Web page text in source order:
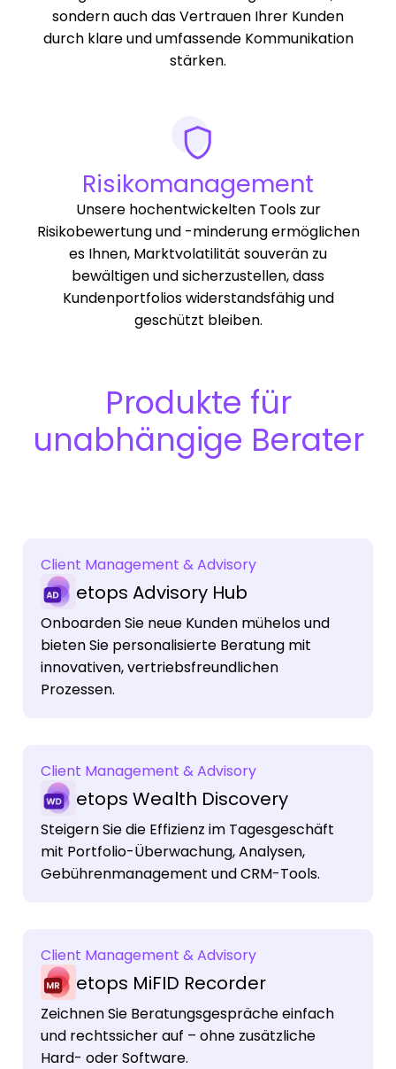
sondern auch das Vertrauen Ihrer Kunden
durch klare und umfassende Kommunikation
stärken.
Risikomanagement
Unsere hochentwickelten Tools zur
Risikobewertung und -minderung ermöglichen
es Ihnen, Marktvolatilität souverän zu
bewältigen und sicherzustellen, dass
Kundenportfolios widerstandsfähig und
geschützt bleiben.
Produkte für
unabhängige Berater
Client Management & Advisory
etops Advisory Hub
Onboarden Sie neue Kunden mühelos und
bieten Sie personalisierte Beratung mit
innovativen, vertriebsfreundlichen
Prozessen.
Client Management & Advisory
etops Wealth Discovery
Steigern Sie die Effizienz im Tagesgeschäft
mit Portfolio-Überwachung, Analysen,
Gebührenmanagement und CRM-Tools.
Client Management & Advisory
etops MiFID Recorder
Zeichnen Sie Beratungsgespräche einfach
und rechtssicher auf – ohne zusätzliche
Hard- oder Software.